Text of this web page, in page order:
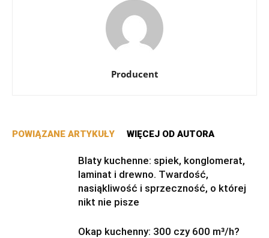
Producent
POWIĄZANE ARTYKUŁY WIĘCEJ OD AUTORA
Blaty kuchenne: spiek, konglomerat,
laminat i drewno. Twardość,
nasiąkliwość i sprzeczność, o której
nikt nie pisze
Okap kuchenny: 300 czy 600 m³/h?